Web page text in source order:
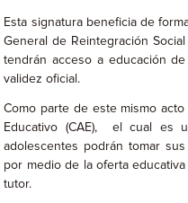
Esta signatura beneficia de
General de Reintegración
tendrán acceso a educación
validez oficial.
Como parte de este mismo
Educativo (CAE), el cual es
adolescentes podrán tomar
por medio de la oferta
tutor.